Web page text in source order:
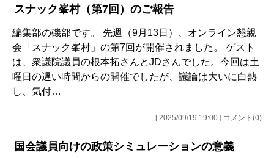
スナック峯村（第7回）のご報告
編集部の磯部です。 先週（9月13日）、オンライン懇親
会「スナック峯村」の第7回が開催されました。 ゲスト
は、衆議院議員の根本拓さんとJDさんでした。今回は土
曜日の遅い時間からの開催でしたが、議論は大いに白熱
し、気付…
[ 2025/09/19 19:00 ] コメント(0)
国会議員向けの政策シミュレーションの意義